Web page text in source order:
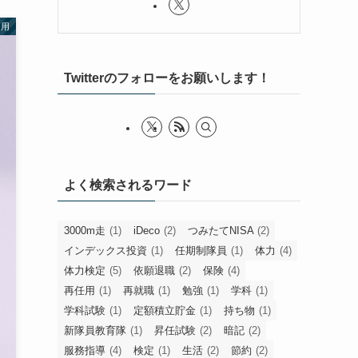
Twitterのフォローをお願いします！
よく検索されるワード
3000m走 (1) iDeco (2) つみたてNISA (2)
インデックス投資 (1) 任期制隊員 (1) 体力 (4)
体力検定 (5) 依願退職 (2) 保険 (4)
再任用 (1) 再就職 (1) 勉強 (1) 学科 (1)
学科試験 (1) 定額積立貯金 (1) 持ち物 (1)
新隊員教育隊 (1) 昇任試験 (2) 暗記 (2)
服務指導 (4) 検定 (1) 生活 (2) 節約 (2)